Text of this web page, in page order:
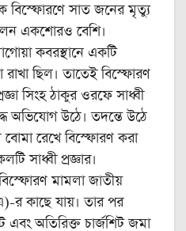
বিস্ফোরণে সাত জনের মৃত্যু
একশোরও বেশি।
কবরস্থানে একটি
ছিল। তাতেই বিস্ফোরণ
সিংহ ঠাকুর ওরফে সাধ্বী
অভিযোগ উঠে। তদন্তে উঠে
রেখে বিস্ফোরণ করা
সাধ্বী প্রজ্ঞার।
মামলা জাতীয়
র কাছে যায়। তার পর
অতিরিক্ত চার্জশিট জমা